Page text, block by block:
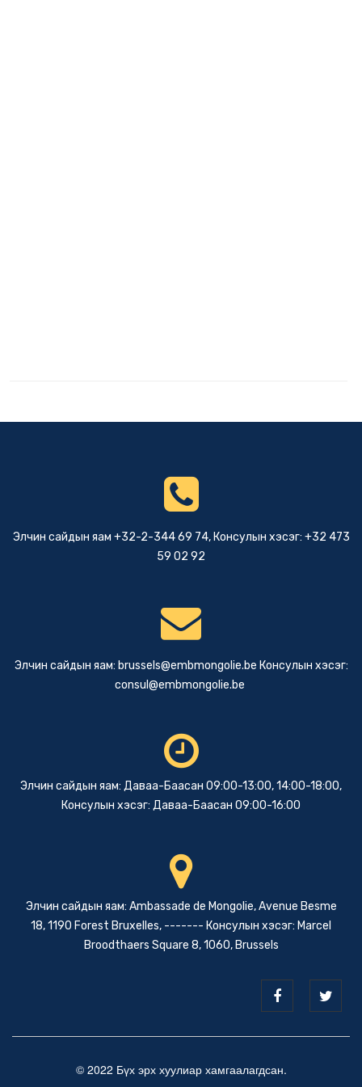
Элчин сайдын яам +32-2-344 69 74, Консулын хэсэг: +32 473
59 02 92
Элчин сайдын яам: brussels@embmongolie.be Консулын хэсэг:
consul@embmongolie.be
Элчин сайдын яам: Даваа-Баасан 09:00-13:00, 14:00-18:00,
Консулын хэсэг: Даваа-Баасан 09:00-16:00
Элчин сайдын яам: Ambassade de Mongolie, Avenue Besme
18, 1190 Forest Bruxelles, ------- Консулын хэсэг: Marcel
Broodthaers Square 8, 1060, Brussels
© 2022 Бүх эрх хуулиар хамгаалагдсан.